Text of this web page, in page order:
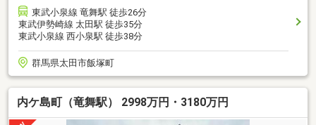
東武小泉線 竜舞駅 徒歩26分
東武伊勢崎線 太田駅 徒歩35分
東武小泉線 西小泉駅 徒歩38分
群馬県太田市飯塚町
内ケ島町（竜舞駅） 2998万円・3180万円